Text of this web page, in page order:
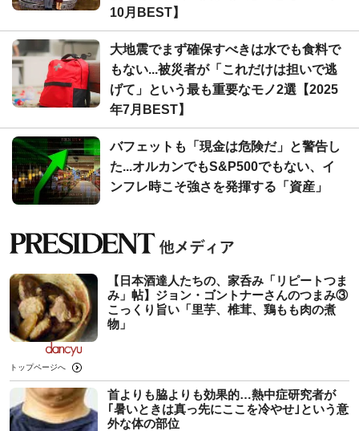
10月BEST】
大地震でまず確保すべきは水でも食料で
もない...被災者が「これだけは担いで逃
げて」という最も重要なモノ2選【2025
年7月BEST】
バフェットも「現金は危険だ」と警告し
た...オルカンでもS&P500でもない、イ
ンフレ時こそ強さを発揮する「資産」
【日本酒達人たちの、家呑み「リピートつま
み」帖】ジョン・ゴントナーさんのつまみ③
こっくり旨い「里芋、椎茸、鶏もも肉の煮
物」
トップページへ
首よりも脇よりも効果的…熱中症研究者が
｢暑いときは真っ先にここを冷やせ｣という意
外な体の部位